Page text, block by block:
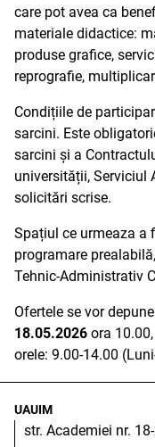
care pot avea ca
materiale didactice:
produse grafice,
reprografie,
Condițiile de
sarcini. Este
sarcini și a
universității, Serviciul
solicitări scrise.
Spațiul ce urmeaza a
programare
Tehnic-Administrativ
Ofertele se vor
18.05.2026 ora
orele: 9.00-14.00
UAUIM
str. Academiei nr.